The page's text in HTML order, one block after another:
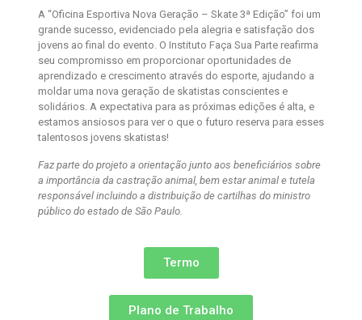
A “Oficina Esportiva Nova Geração – Skate 3ª Edição” foi um
grande sucesso, evidenciado pela alegria e satisfação dos
jovens ao final do evento. O Instituto Faça Sua Parte reafirma
seu compromisso em proporcionar oportunidades de
aprendizado e crescimento através do esporte, ajudando a
moldar uma nova geração de skatistas conscientes e
solidários. A expectativa para as próximas edições é alta, e
estamos ansiosos para ver o que o futuro reserva para esses
talentosos jovens skatistas!
Faz parte do projeto a orientação junto aos beneficiários sobre
a importância da castração animal, bem estar animal e tutela
responsável incluindo a distribuição de cartilhas do ministro
público do estado de São Paulo.
Termo
Plano de Trabalho